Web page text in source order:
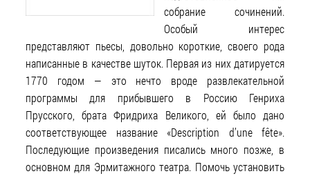
собрание сочинений.
Особый интерес
представляют пьесы, довольно короткие, своего рода
написанные в качестве шуток. Первая из них датируется
1770 годом — это нечто вроде развлекательной
программы для прибывшего в Россию Генриха
Прусского, брата Фридриха Великого, ей было дано
соответствующее название «Description d’une fête».
Последующие произведения писались много позже, в
основном для Эрмитажного театра. Помочь установить